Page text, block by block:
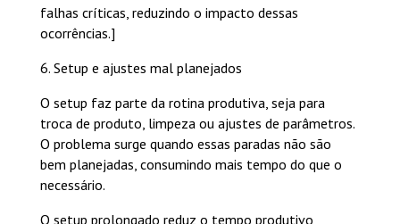
falhas críticas, reduzindo o impacto dessas
ocorrências.]
6. Setup e ajustes mal planejados
O setup faz parte da rotina produtiva, seja para
troca de produto, limpeza ou ajustes de parâmetros.
O problema surge quando essas paradas não são
bem planejadas, consumindo mais tempo do que o
necessário.
O setup prolongado reduz o tempo produtivo